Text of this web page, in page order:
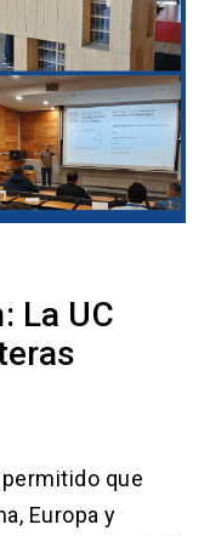
La UC
que
Europa y